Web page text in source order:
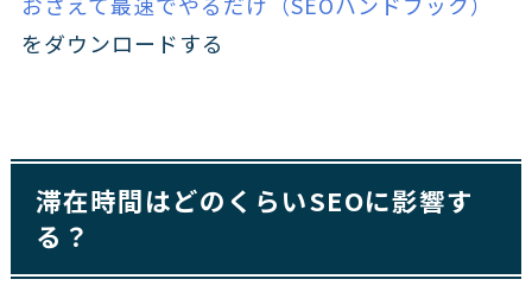
をダウンロードする
滞在時間はどのくらいSEOに影響す
る？